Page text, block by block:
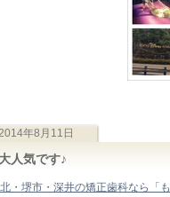
年8月11日
大人気です♪
・堺市・深井の矯正歯科なら「